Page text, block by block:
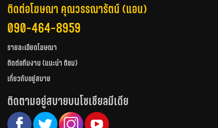
ติดต่อโฆษณา คุณวรรณารัตน์ (แอน)
090-464-8959
รายละเอียดโฆษณา
ติดต่อทีมงาน (แนะนำ ติชม)
เกี่ยวกับอยู่สบาย
ติดตามอยู่สบายบนโซเชียลมีเดีย